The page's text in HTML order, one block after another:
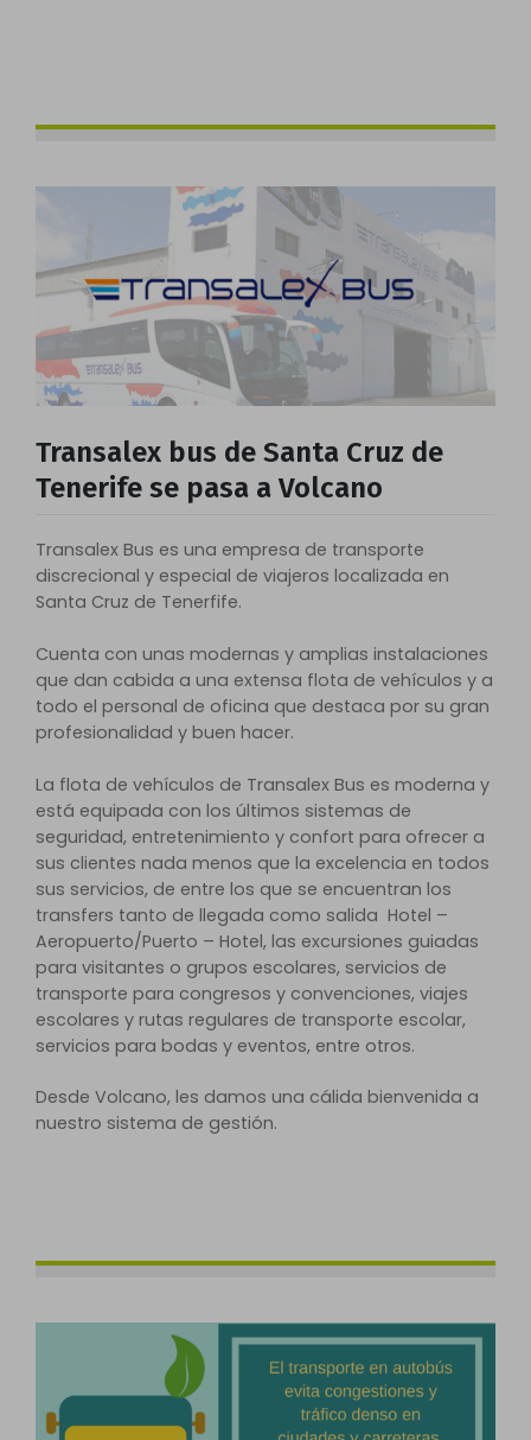
Transalex bus de Santa Cruz de
Tenerife se pasa a Volcano
Transalex Bus es una empresa de transporte
discrecional y especial de viajeros localizada en
Santa Cruz de Tenerfife.
Cuenta con unas modernas y amplias instalaciones
que dan cabida a una extensa flota de vehículos y a
todo el personal de oficina que destaca por su gran
profesionalidad y buen hacer.
La flota de vehículos de Transalex Bus es moderna y
está equipada con los últimos sistemas de
seguridad, entretenimiento y confort para ofrecer a
sus clientes nada menos que la excelencia en todos
sus servicios, de entre los que se encuentran los
transfers tanto de llegada como salida Hotel –
Aeropuerto/Puerto – Hotel, las excursiones guiadas
para visitantes o grupos escolares, servicios de
transporte para congresos y convenciones, viajes
escolares y rutas regulares de transporte escolar,
servicios para bodas y eventos, entre otros.
Desde Volcano, les damos una cálida bienvenida a
nuestro sistema de gestión.